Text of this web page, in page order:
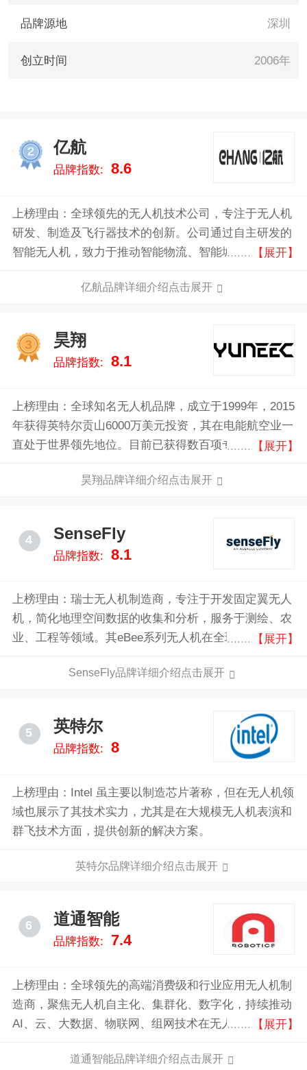
品牌源地 深圳
创立时间 2006年
2
亿航
品牌指数: 8.6
上榜理由：全球领先的无人机技术公司，专注于无人机
研发、制造及飞行器技术的创新。公司通过自主研发的
智能无人机，致力于推动智能物流、智能城市和空中出
的产品涵盖了无人机、空中出租车及其他飞行器，目标
化和可持续性。
【展开】
亿航品牌详细介绍点击展开
3
昊翔
品牌指数: 8.1
上榜理由：全球知名无人机品牌，成立于1999年，2015
年获得英特尔贡山6000万美元投资，其在电能航空业一
直处于世界领先地位。目前已获得数百项专利，在其核
无人机，及其市场主打产品——无线遥控飞机。
【展开】
昊翔品牌详细介绍点击展开
4 SenseFly
品牌指数: 8.1
上榜理由：瑞士无人机制造商，专注于开发固定翼无人
机，简化地理空间数据的收集和分析，服务于测绘、农
业、工程等领域。其eBee系列无人机在全球专业市场中
人机之一。
【展开】
SenseFly品牌详细介绍点击展开
5 英特尔
品牌指数: 8
上榜理由：Intel 虽主要以制造芯片著称，但在无人机领
域也展示了其技术实力，尤其是在大规模无人机表演和
群飞技术方面，提供创新的解决方案。
英特尔品牌详细介绍点击展开
6 道通智能
品牌指数: 7.4
上榜理由：全球领先的高端消费级和行业应用无人机制
造商，聚焦无人机自主化、集群化、数字化，持续推动
AI、云、大数据、物联网、组网技术在无人机领域的应
提供前沿领先、智能、高效的无人机解决方案。
【展开】
道通智能品牌详细介绍点击展开